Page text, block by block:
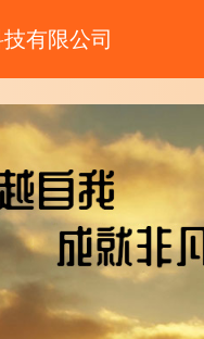
有限公司